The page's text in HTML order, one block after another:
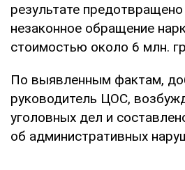
результате
незаконное обращение
стоимостью около 6 млн.
По выявленным фактам,
руководитель ЦОС,
уголовных дел и
об административных